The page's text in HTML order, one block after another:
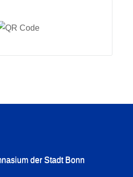
der Stadt Bonn